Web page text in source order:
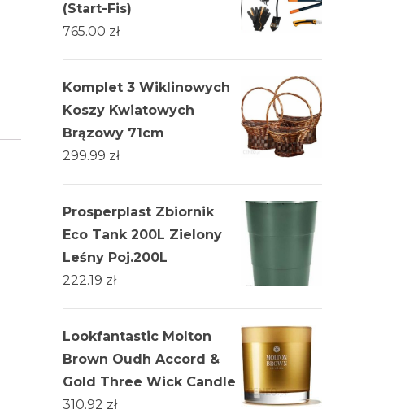
(Start-Fis)
765.00 zł
Komplet 3 Wiklinowych
Koszy Kwiatowych
Brązowy 71cm
299.99 zł
Prosperplast Zbiornik
Eco Tank 200L Zielony
Leśny Poj.200L
222.19 zł
Lookfantastic Molton
Brown Oudh Accord &
Gold Three Wick Candle
310.92 zł